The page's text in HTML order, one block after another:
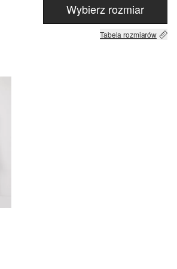
Wybierz rozmiar
Tabela rozmiarów